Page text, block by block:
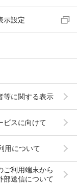
示設定
等に関する表示
ビスに向けて
用について
ご利用端末から
部送信について